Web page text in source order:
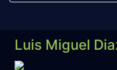
Luis Miguel